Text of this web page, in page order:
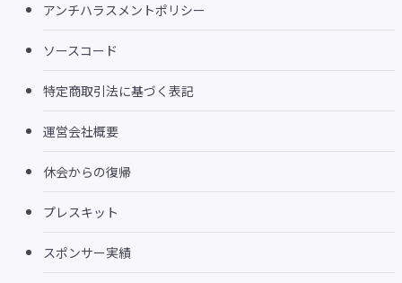
アンチハラスメントポリシー
ソースコード
特定商取引法に基づく表記
運営会社概要
休会からの復帰
プレスキット
スポンサー実績